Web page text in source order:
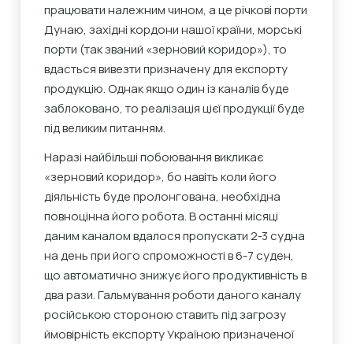
працювати належним чином, а це річкові порти
Дунаю, західні кордони нашої країни, морські
порти (так званий «зерновий коридор»), то
вдасться вивезти призначену для експорту
продукцію. Однак якщо один із каналів буде
заблоковано, то реалізація цієї продукції буде
під великим питанням.
Наразі найбільші побоювання викликає
«зерновий коридор», бо навіть коли його
діяльність буде пролонгована, необхідна
повноцінна його робота. В останні місяці
даним каналом вдалося пропускати 2-3 судна
на день при його спроможності в 6-7 суден,
що автоматично знижує його продуктивність в
два рази. Гальмування роботи даного каналу
російською стороною ставить під загрозу
ймовірність експорту Україною призначеної